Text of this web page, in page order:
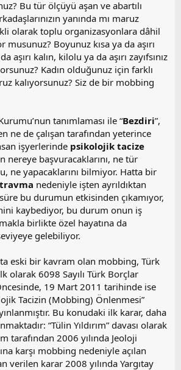
Bu tür ölçüyü aşan ve abartılı
yanında mı maruz
olarak toplu organizasyonlara dâhil
musunuz? Boyunuz kısa ya da aşırı
aşırı kalın, kilolu ya da aşırı zayıfsınız
Kadın olduğunuz için farklı
kalıyorsunuz? Siz de bir mobbing
tanımlaması ile “Bezdiri”,
ne de çalışan tarafından yeterince
işyerlerinde psikolojik tacize
nereye başvuracaklarını, ne tür
ne yapacaklarını bilmiyor. Hatta bir
travma nedeniyle işten ayrıldıktan
bu durumun etkisinden çıkamıyor,
kaybediyor, bu durum onun iş
birlikte özel hayatına da
gelebiliyor.
eski bir kavram olan mobbing, Türk
olarak 6098 Sayılı Türk Borçlar
19 Mart 2011 tarihinde ise
Tacizin (Mobbing) Önlenmesi”
Bu konudaki ilk karar, daha
“Tülin Yıldırım” davası olarak
tarafından 2006 yılında Jeoloji
karşı mobbing nedeniyle açılan
verilen karar 2008 yılında Yargıtay